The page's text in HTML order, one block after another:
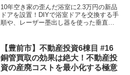
10年空き家の歪んだ浴室に2.3万円の新品
ドアを設置！DIYで浴室ドアを交換する手
順や、レーザー墨出し器を使った垂直合
設置が完了！劇的な変化を今すぐチェッ
ク✨
【豊前市】不動産投資6棟目 #16
銅管買取の効果は絶大！不動産投
資の産廃コストを最小化する極意